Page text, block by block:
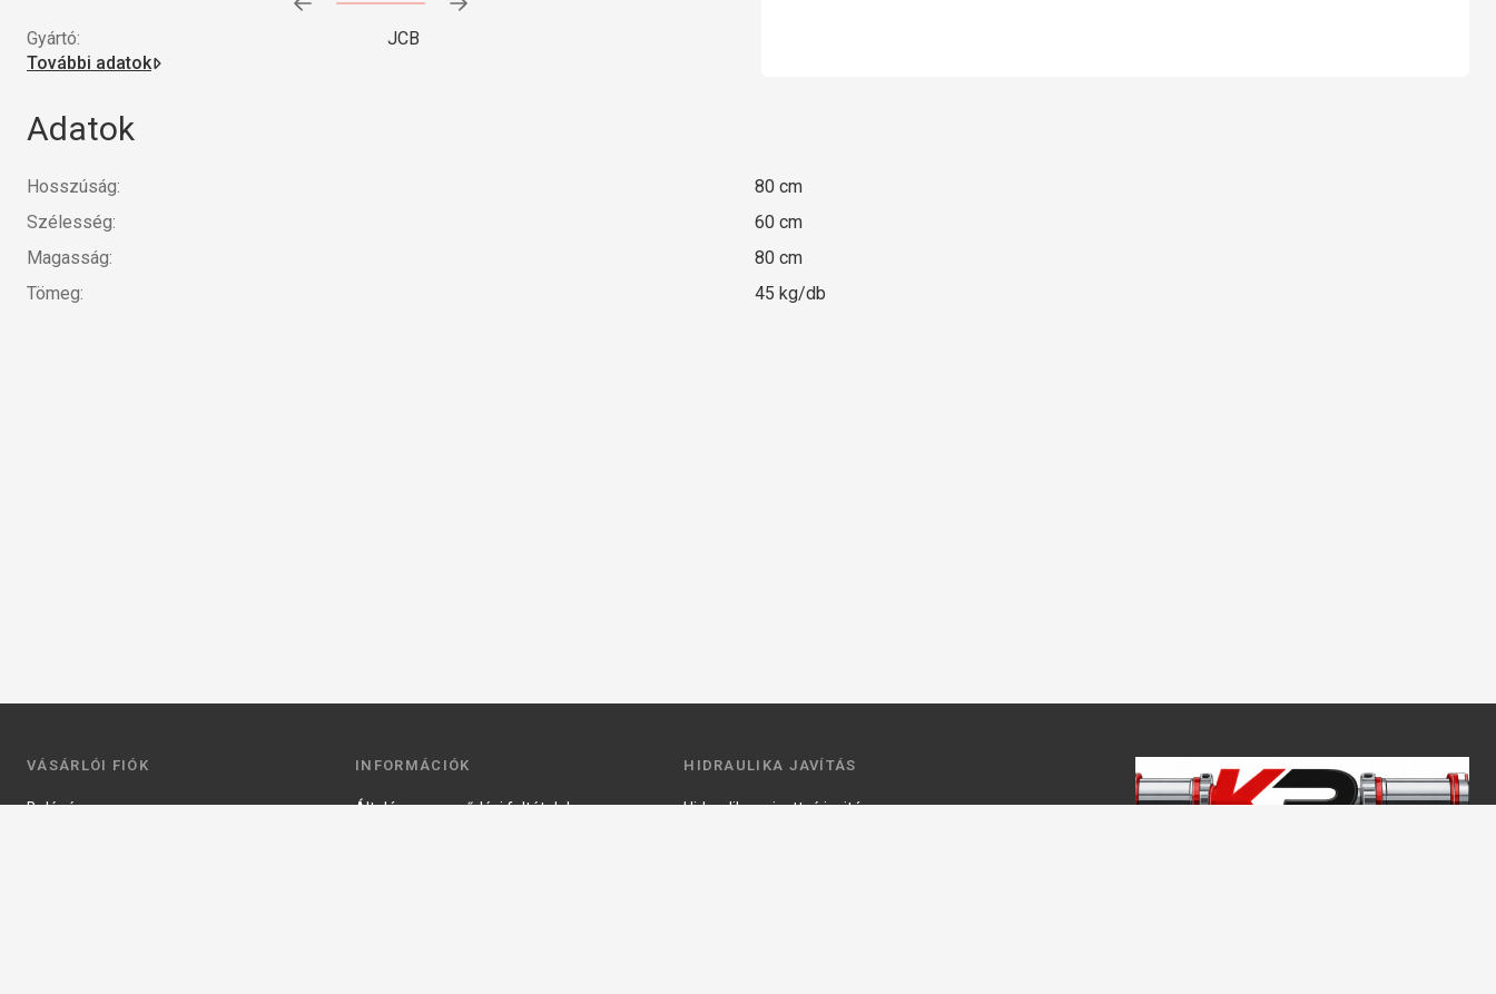
Gyártó:
JCB
További adatok
Adatok
Hosszúság:
80 cm
Szélesség:
60 cm
Magasság:
80 cm
Tömeg:
45 kg/db
VÁSÁRLÓI FIÓK
Belépés
INFORMÁCIÓK
Általános szerződési feltételek
HIDRAULIKA JAVÍTÁS
Hidraulika szivattyú javitás